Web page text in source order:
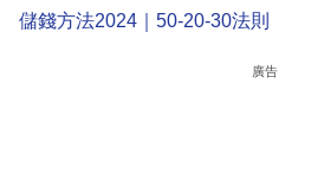
儲錢方法2024｜50-20-30法則
廣告